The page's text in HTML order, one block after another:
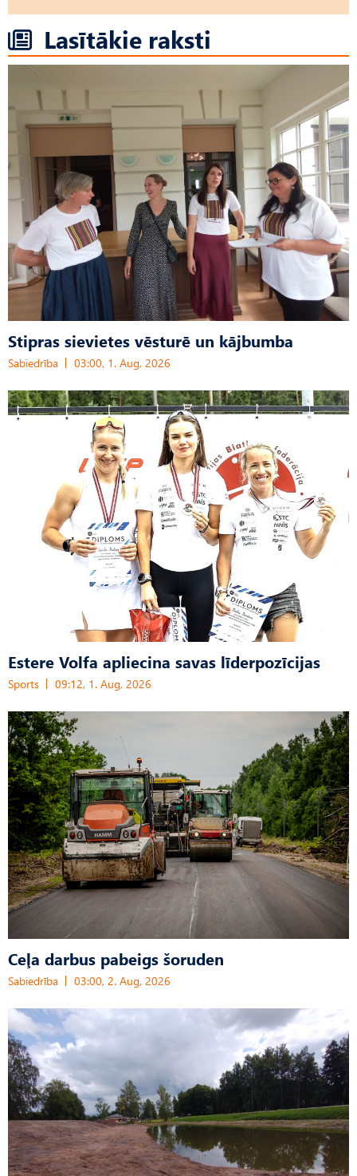
Lasītākie raksti
Stipras sievietes vēsturē un kājbumba
Sabiedrība 03:00, 1. Aug, 2026
Estere Volfa apliecina savas līderpozīcijas
Sports 09:12, 1. Aug, 2026
Ceļa darbus pabeigs šoruden
Sabiedrība 03:00, 2. Aug, 2026